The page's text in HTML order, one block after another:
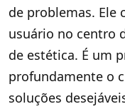
de problemas. Ele
usuário no centro
de estética. É um
profundamente o
soluções